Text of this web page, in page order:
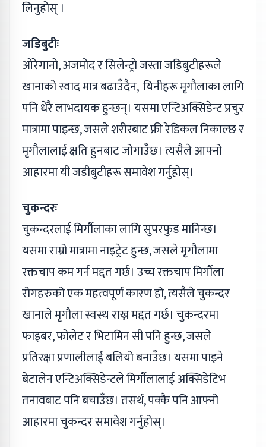
लिनुहोस् ।
जडिबुटीः
ओरेगानो, अजमोद र सिलेन्ट्रो जस्ता जडिबुटीहरूले
खानाको स्वाद मात्र बढाउँदैन, यिनीहरू मृगौलाका लागि
पनि धेरै लाभदायक हुन्छन्। यसमा एन्टिअक्सिडेन्ट प्रचुर
मात्रामा पाइन्छ, जसले शरीरबाट फ्री रेडिकल निकाल्छ र
मृगौलालाई क्षति हुनबाट जोगाउँछ। त्यसैले आफ्नो
आहारमा यी जडीबुटीहरू समावेश गर्नुहोस्।
चुकन्दरः
चुकन्दरलाई मिर्गौलाका लागि सुपरफुड मानिन्छ।
यसमा राम्रो मात्रामा नाइट्रेट हुन्छ, जसले मृगौलामा
रक्तचाप कम गर्न मद्दत गर्छ। उच्च रक्तचाप मिर्गौला
रोगहरुको एक महत्वपूर्ण कारण हो, त्यसैले चुकन्दर
खानाले मृगौला स्वस्थ राख्न मद्दत गर्छ। चुकन्दरमा
फाइबर, फोलेट र भिटामिन सी पनि हुन्छ, जसले
प्रतिरक्षा प्रणालीलाई बलियो बनाउँछ। यसमा पाइने
बेटालेन एन्टिअक्सिडेन्टले मिर्गौलालाई अक्सिडेटिभ
तनावबाट पनि बचाउँछ। तसर्थ, पक्कै पनि आफ्नो
आहारमा चुकन्दर समावेश गर्नुहोस्।